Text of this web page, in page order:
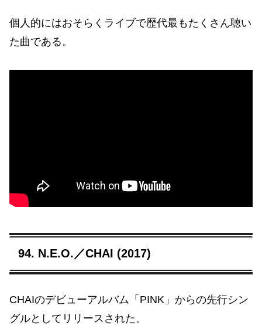
個人的にはおそらくライブで歴代最もたくさん聴い
た曲である。
94. N.E.O.／CHAI (2017)
CHAIのデビューアルバム「PINK」からの先行シン
グルとしてリリースされた。